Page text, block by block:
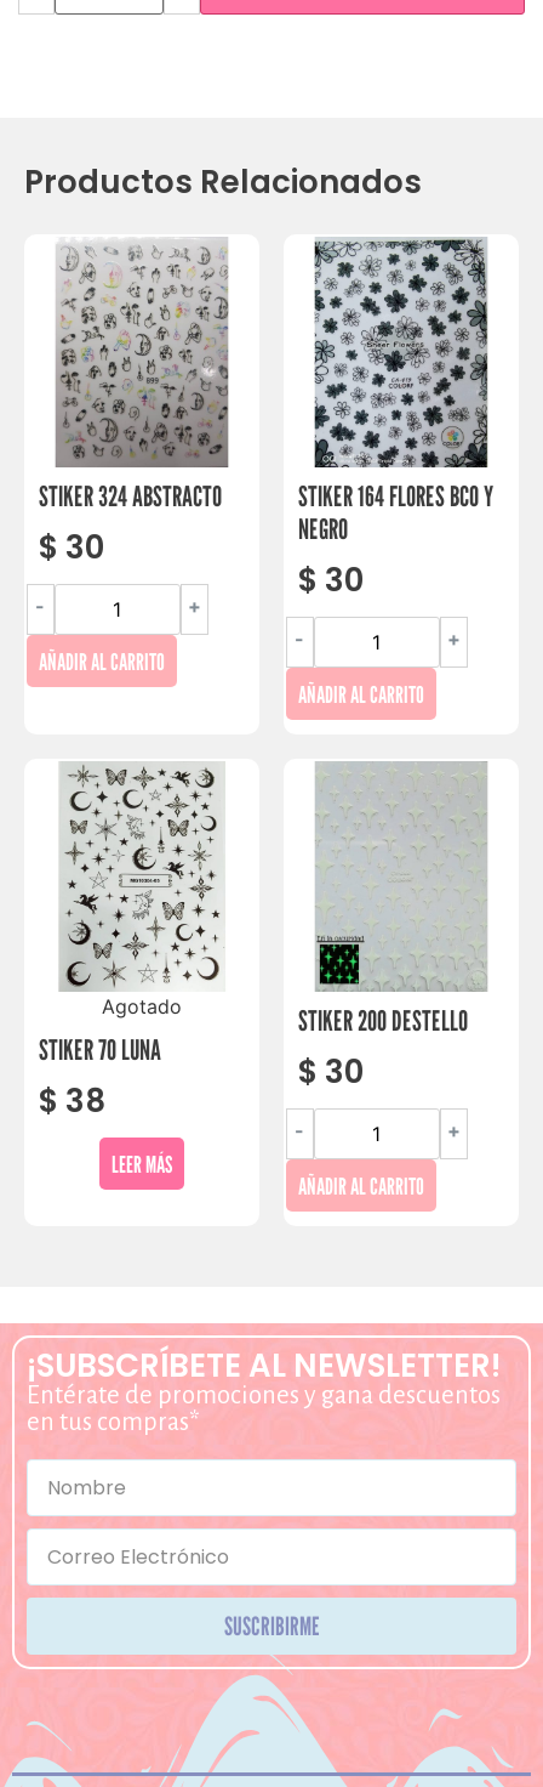
Productos Relacionados
STIKER 324 ABSTRACTO
$ 30
- +
AÑADIR AL CARRITO
STIKER 164 FLORES BCO Y
NEGRO
$ 30
- +
AÑADIR AL CARRITO
Agotado
STIKER 70 LUNA
$ 38
LEER MÁS
STIKER 200 DESTELLO
$ 30
- +
AÑADIR AL CARRITO
¡SUBSCRÍBETE AL NEWSLETTER!
Entérate de promociones y gana descuentos
en tus compras*
SUSCRIBIRME